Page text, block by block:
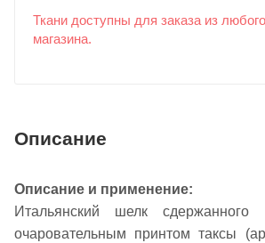
Ткани доступны для заказа из
магазина.
Описание
Описание и применение:
Итальянский шелк
очаровательным принтом таксы